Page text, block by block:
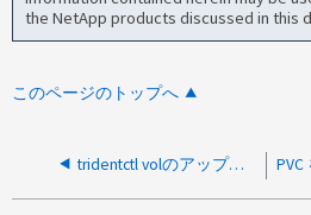
the NetApp products discussed in this
このページのトップへ
tridentctl volのアップグレードが30秒後にタイムアウトして失敗します